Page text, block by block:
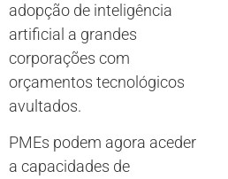
adopção de inteligência
artificial a grandes
corporações com
orçamentos tecnológicos
avultados.
PMEs podem agora aceder
a capacidades de